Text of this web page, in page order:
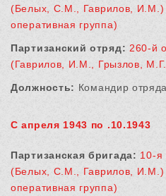
(Белых, С.М., Гаврилов, И.М.)
оперативная группа)
Партизанский отряд: 260-й
(Гаврилов, И.М., Грызлов,
Должность: Командир отряда
С апреля 1943 по .10.1943
Партизанская бригада: 10-я
(Белых, С.М., Гаврилов, И.М.)
оперативная группа)